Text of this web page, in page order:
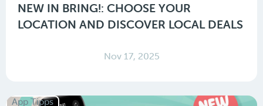
NEW IN BRING!: CHOOSE YOUR
LOCATION AND DISCOVER LOCAL DEALS
Nov 17, 2025
App Tipps